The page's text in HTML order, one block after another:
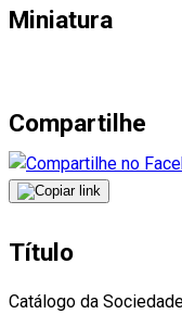
Miniatura
Compartilhe
Título
Catálogo da